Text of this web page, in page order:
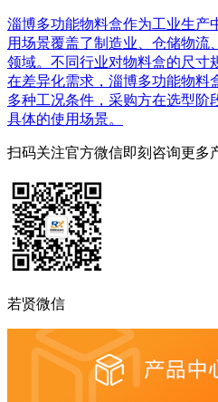
淄博多功能物料盒作为工业生产
用场景覆盖了制造业、仓储物流
领域。不同行业对物料盒的尺寸
在差异化需求，淄博多功能物料
多种工况条件，采购方在选型阶
具体的使用场景。
扫码关注官方微信即刻咨询更多
若贤微信